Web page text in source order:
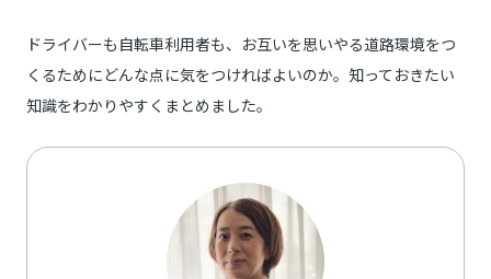
ドライバーも自転車利用者も、お互いを思いやる道路環境をつ
くるためにどんな点に気をつければよいのか。知っておきたい
知識をわかりやすくまとめました。